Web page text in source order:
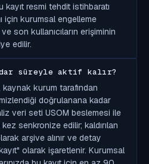
kayıt resmi tehdit istihbaratı
için kurumsal engelleme
son kullanıcıların erişiminin
edilir.
süreyle aktif kalır?
kaynak kurum tarafından
doğrulanana kadar
veri seti USOM beslemesi ile
senkronize edilir; kaldırılan
arşive alınır ve detay
olarak işaretlenir. Kurumsal